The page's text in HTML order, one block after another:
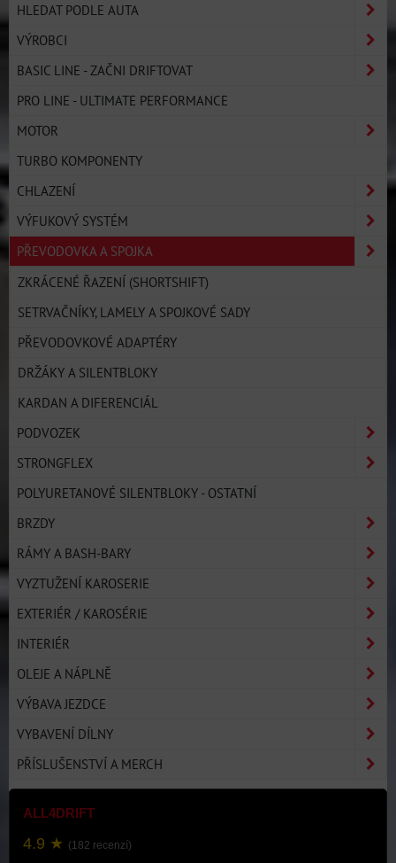
HLEDAT PODLE AUTA
VÝROBCI
BASIC LINE - ZAČNI DRIFTOVAT
PRO LINE - ULTIMATE PERFORMANCE
MOTOR
TURBO KOMPONENTY
CHLAZENÍ
VÝFUKOVÝ SYSTÉM
PŘEVODOVKA A SPOJKA
ZKRÁCENÉ ŘAZENÍ (SHORTSHIFT)
SETRVAČNÍKY, LAMELY A SPOJKOVÉ SADY
PŘEVODOVKOVÉ ADAPTÉRY
DRŽÁKY A SILENTBLOKY
KARDAN A DIFERENCIÁL
PODVOZEK
STRONGFLEX
POLYURETANOVÉ SILENTBLOKY - OSTATNÍ
BRZDY
RÁMY A BASH-BARY
VYZTUŽENÍ KAROSERIE
EXTERIÉR / KAROSÉRIE
INTERIÉR
OLEJE A NÁPLNĚ
VÝBAVA JEZDCE
VYBAVENÍ DÍLNY
PŘÍSLUŠENSTVÍ A MERCH
ALL4DRIFT
4.9 ★ (182 recenzí)